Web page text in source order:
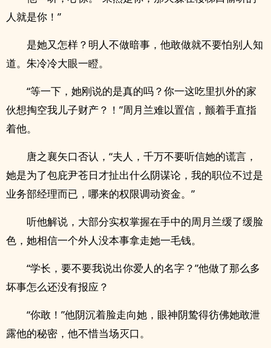
人就是你！”
是她又怎样？明人不做暗事，他敢做就不要怕别人知
道。朱冷冷大眼一瞪。
“等一下，她刚说的是真的吗？你一这吃里扒外的家
伙想掏空我儿子财产？！”周月兰难以置信，颤着手直指
着他。
唐之襄矢口否认，“夫人，千万不要听信她的谎言，
她是为了包庇尹苍日才扯出什么阴谋论，我的职位不过是
业务部经理而已，哪来的权限调动资金。”
听他解说，大部分实权掌握在手中的周月兰缓了缓脸
色，她相信一个外人没本事拿走她一毛钱。
“学长，要不要我说出你爱人的名字？”他做了那么多
坏事怎么还没有报应？
“你敢！”他阴沉着脸走向她，眼神阴鸷得彷佛她敢泄
露他的秘密，他不惜当场灭口。